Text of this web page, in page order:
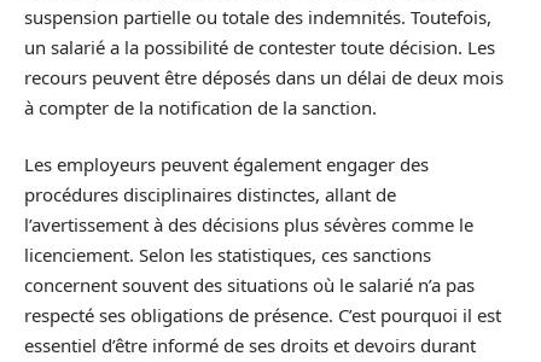
suspension partielle ou totale des indemnités. Toutefois,
un salarié a la possibilité de contester toute décision. Les
recours peuvent être déposés dans un délai de deux mois
à compter de la notification de la sanction.
Les employeurs peuvent également engager des
procédures disciplinaires distinctes, allant de
l’avertissement à des décisions plus sévères comme le
licenciement. Selon les statistiques, ces sanctions
concernent souvent des situations où le salarié n’a pas
respecté ses obligations de présence. C’est pourquoi il est
essentiel d’être informé de ses droits et devoirs durant